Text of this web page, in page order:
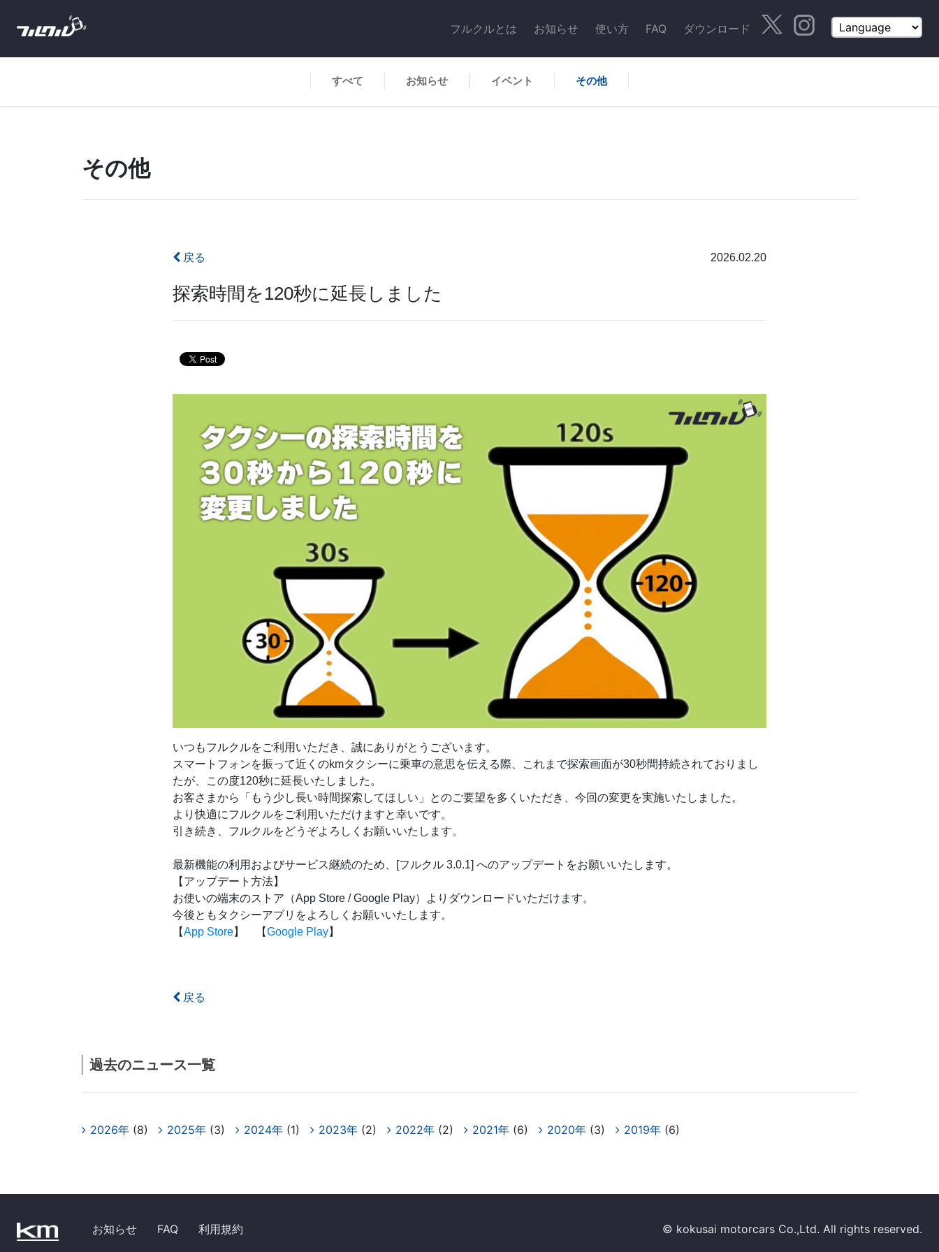
フルクルとは お知らせ 使い方 FAQ ダウンロード
すべて お知らせ イベント その他
その他
戻る 2026.02.20
探索時間を120秒に延長しました
いつもフルクルをご利用いただき、誠にありがとうございます。
スマートフォンを振って近くのkmタクシーに乗車の意思を伝える際、これまで探索画面が30秒間持続されておりまし
たが、この度120秒に延長いたしました。
お客さまから「もう少し長い時間探索してほしい」とのご要望を多くいただき、今回の変更を実施いたしました。
より快適にフルクルをご利用いただけますと幸いです。
引き続き、フルクルをどうぞよろしくお願いいたします。
最新機能の利用およびサービス継続のため、[フルクル 3.0.1] へのアップデートをお願いいたします。
【アップデート方法】
お使いの端末のストア（App Store / Google Play）よりダウンロードいただけます。
今後ともタクシーアプリをよろしくお願いいたします。
【App Store】 【Google Play】
戻る
過去のニュース一覧
2026年 (8) 2025年 (3) 2024年 (1) 2023年 (2) 2022年 (2) 2021年 (6) 2020年 (3) 2019年 (6)
お知らせ FAQ 利用規約 © kokusai motorcars Co.,Ltd. All rights reserved.